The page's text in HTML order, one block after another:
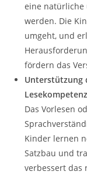
eine natürliche
werden. Die
umgeht, und
fördern das
Unterstützung
Lesekompetenz
Das Vorlesen
Kinder lernen
Satzbau und
verbessert das